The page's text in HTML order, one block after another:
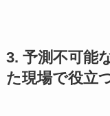
3. 予測不可能
た現場で役立